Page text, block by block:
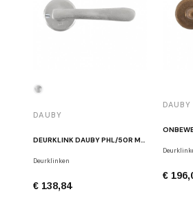
DAUBY
DEURKLINK DAUBY PHL/50R MAT WIT BRONS
Deurklinken
€ 138,84
DAUBY
€